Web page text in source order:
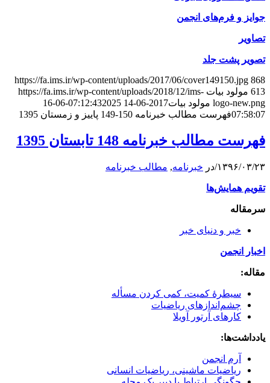
جوایز و فرم‌های انجمن
تصاویر
تصویر پشت جلد
https://fa.ims.ir/wp-content/uploads/2017/06/cover149150.jpg 868
613 مولود بیات https://fa.ims.ir/wp-content/uploads/2018/12/ims-
logo-new.png مولود بیات2017-06-14 07:12:43
2025-06-16
07:58:07فهرست مطالب خبرنامه 150-149 پاییز و زمستان 1395
فهرست مطالب خبرنامه 148 تابستان 1395
۱۳۹۶/۰۳/۲۳/در خبرنامه, مطالب خبرنامه
تقویم همایش‌ها
سرمقاله
خبر و دنیای خبر
اخبار انجمن
مقاله:
سیطرۀ کمیت، کمی کردن مسأله
چشم‌انداز‌های ریاضیات
کارهای آرتور آویلا
یادداشت‌ها:
آرم انجمن
ریاضیات ماشینی، ریاضیات انسانی